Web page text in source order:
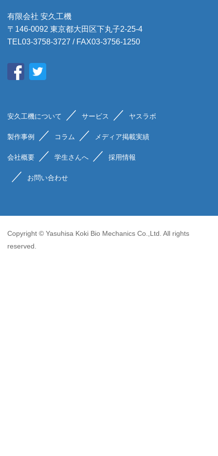
有限会社 安久工機
〒146-0092 東京都大田区下丸子2-25-4
TEL03-3758-3727 / FAX03-3756-1250
安久工機について サービス ヤスラボ
製作事例 コラム メディア掲載実績
会社概要 学生さんへ 採用情報
お問い合わせ
Copyright © Yasuhisa Koki Bio Mechanics Co.,Ltd. All rights
reserved.